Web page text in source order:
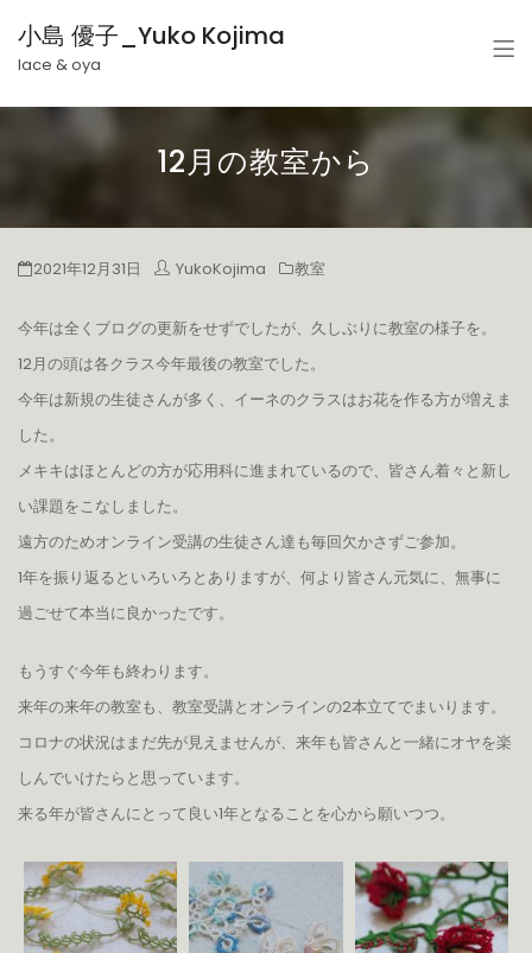
小島 優子_Yuko Kojima
lace & oya
12月の教室から
2021年12月31日 YukoKojima 教室
今年は全くブログの更新をせずでしたが、久しぶりに教室の様子を。
12月の頭は各クラス今年最後の教室でした。
今年は新規の生徒さんが多く、イーネのクラスはお花を作る方が増えま
した。
メキキはほとんどの方が応用科に進まれているので、皆さん着々と新し
い課題をこなしました。
遠方のためオンライン受講の生徒さん達も毎回欠かさずご参加。
1年を振り返るといろいろとありますが、何より皆さん元気に、無事に
過ごせて本当に良かったです。
もうすぐ今年も終わります。
来年の来年の教室も、教室受講とオンラインの2本立てでまいります。
コロナの状況はまだ先が見えませんが、来年も皆さんと一緒にオヤを楽
しんでいけたらと思っています。
来る年が皆さんにとって良い1年となることを心から願いつつ。